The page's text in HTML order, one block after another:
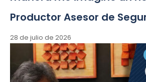
Productor Asesor de
28 de julio de 2026